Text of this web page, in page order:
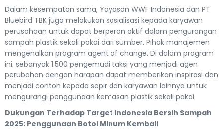
Dalam kesempatan sama, Yayasan WWF Indonesia dan PT
Bluebird TBK juga melakukan sosialisasi kepada karyawan
perusahaan untuk dapat berperan aktif dalam pengurangan
sampah plastik sekali pakai dari sumber. Pihak manajemen
mengenalkan program agent of change. Di dalam program
ini, sebanyak 1.500 pengemudi taksi yang menjadi agen
perubahan dengan harapan dapat memberikan inspirasi dan
menjadi contoh kepada sopir dan karyawan lainnya untuk
mengurangi penggunaan kemasan plastik sekali pakai.
Dukungan Terhadap Target Indonesia Bersih Sampah
2025: Penggunaan Botol Minum Kembali